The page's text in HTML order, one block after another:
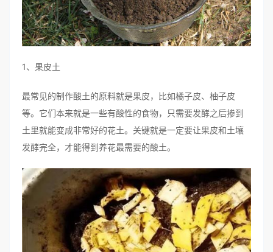
1、果皮土
最常见的制作酸土的原料就是果皮，比如橘子皮、柚子皮
等。它们本来就是一些有酸性的食物，只需要发酵之后掺到
土里就能变成非常好的花土。关键就是一定要让果皮和土壤
发酵完全，才能得到养花最需要的酸土。